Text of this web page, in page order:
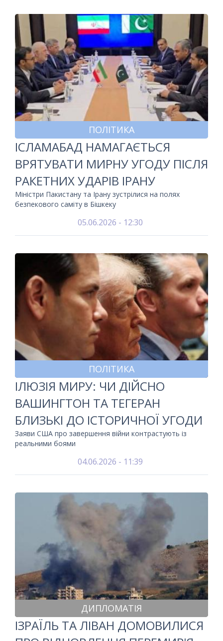
ПОЛІТИКА
ІСЛАМАБАД НАМАГАЄТЬСЯ
ВРЯТУВАТИ МИРНУ УГОДУ ПІСЛЯ
РАКЕТНИХ УДАРІВ ІРАНУ
Міністри Пакистану та Ірану зустрілися на полях
безпекового саміту в Бішкеку
05.06.2026 - 12:30
ПОЛІТИКА
ІЛЮЗІЯ МИРУ: ЧИ ДІЙСНО
ВАШИНГТОН ТА ТЕГЕРАН
БЛИЗЬКІ ДО ІСТОРИЧНОЇ УГОДИ
Заяви США про завершення війни контрастують із
реальними боями
04.06.2026 - 11:39
ДИПЛОМАТІЯ
ІЗРАЇЛЬ ТА ЛІВАН ДОМОВИЛИСЯ